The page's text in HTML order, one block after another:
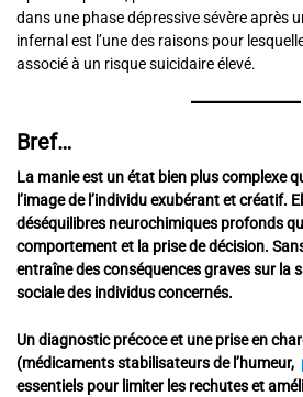
dans une phase dépressive sévère après
infernal est l’une des raisons pour
associé à un risque suicidaire élevé.
Bref…
La manie est un état bien plus complexe
l’image de l’individu exubérant et créatif.
déséquilibres neurochimiques profonds
comportement et la prise de décision.
entraîne des conséquences graves sur la
sociale des individus concernés.
Un diagnostic précoce et une prise en
(médicaments stabilisateurs de l’humeur,
essentiels pour limiter les rechutes et